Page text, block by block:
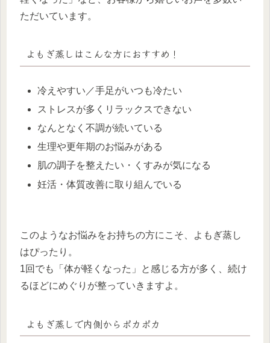
ただいています。
よもぎ蒸しはこんな方におすすめ！
冷えやすい／手足がいつも冷たい
ストレスが多くリラックスできない
なんとなく不調が続いている
生理や更年期のお悩みがある
肌の調子を整えたい・くすみが気になる
妊活・体質改善に取り組んでいる
このようなお悩みをお持ちの方にこそ、よもぎ蒸し
はぴったり。
1回でも「体が軽くなった」と感じる方が多く、続け
るほどにめぐりが整っていきますよ。
よもぎ蒸しで内側からポカポカ